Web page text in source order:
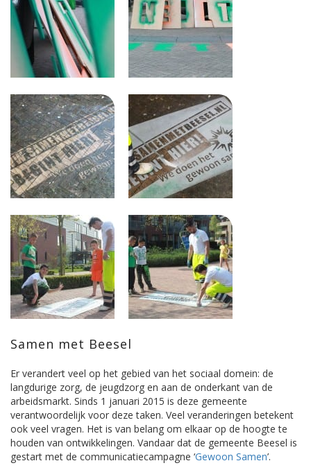
Samen met Beesel
Er verandert veel op het gebied van het sociaal domein: de
langdurige zorg, de jeugdzorg en aan de onderkant van de
arbeidsmarkt. Sinds 1 januari 2015 is deze gemeente
verantwoordelijk voor deze taken. Veel veranderingen betekent
ook veel vragen. Het is van belang om elkaar op de hoogte te
houden van ontwikkelingen. Vandaar dat de gemeente Beesel is
gestart met de communicatiecampagne ‘Gewoon Samen’.